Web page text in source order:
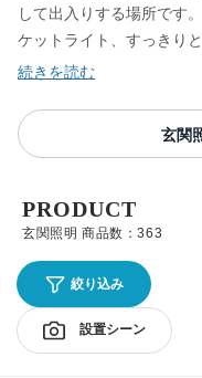
して出入りする場所です
ケットライト、すっきり
く照らすダウンライト、
の安心感を生み、デザイ
てます。玄関の電気が古
選びください。
玄関
玄関照明 商品数：363
PRODUCT
絞り込み
設置シーン